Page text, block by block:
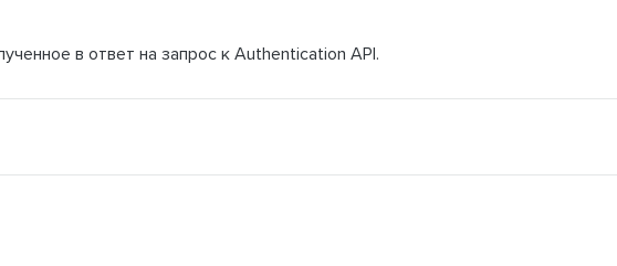
в ответ на запрос к Authentication API.